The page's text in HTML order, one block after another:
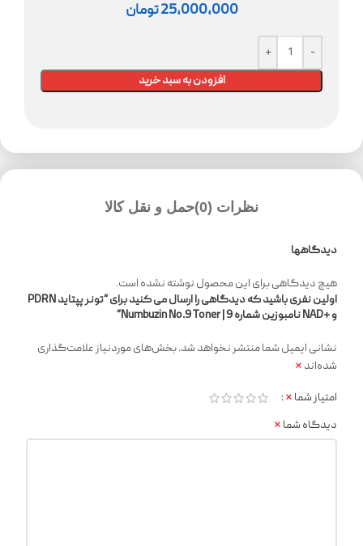
25,000,000تومان
افزودن به سبد خرید
نظرات (0) حمل و نقل کالا
دیدگاهها
هیچ دیدگاهی برای این محصول نوشته نشده است.
اولین نفری باشید که دیدگاهی را ارسال می کنید برای “تونر پپتاید PDRN
و +NAD نامبوزین شماره 9 | Numbuzin No.9 Toner”
نشانی ایمیل شما منتشر نخواهد شد.بخش‌های موردنیاز علامت‌گذاری
شده‌اند *
امتیاز شما *
دیدگاه شما *